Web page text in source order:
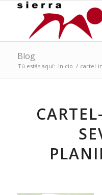
Blog
Tú estás aquí: Inicio / cartel-